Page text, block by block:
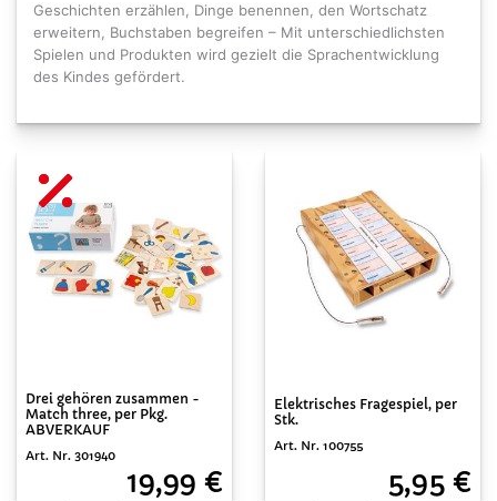
Geschichten erzählen, Dinge benennen, den Wortschatz
erweitern, Buchstaben begreifen – Mit unterschiedlichsten
Spielen und Produkten wird gezielt die Sprachentwicklung
des Kindes gefördert.
Drei gehören zusammen -
Match three, per Pkg.
ABVERKAUF
Art. Nr. 301940
19,99 €
Elektrisches Fragespiel, per
Stk.
Art. Nr. 100755
5,95 €